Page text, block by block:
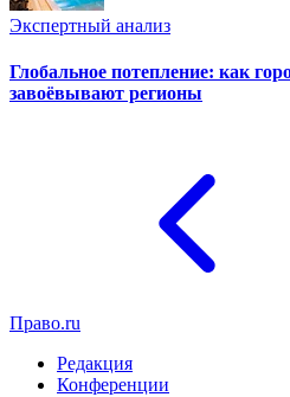
Экспертный анализ
Глобальное потепление: как
завоёвывают регионы
Право.ru
Редакция
Конференции